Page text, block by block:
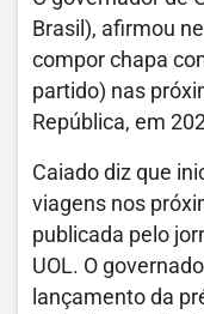
Brasil), afirmou
compor chapa
partido) nas
República, em
Caiado diz que
viagens nos
publicada pelo
UOL. O
lançamento da